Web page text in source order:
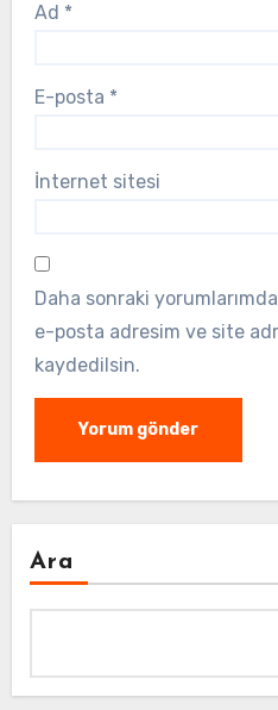
Ad *
E-posta *
İnternet sitesi
Daha sonraki
e-posta adresim ve site
kaydedilsin.
Ara